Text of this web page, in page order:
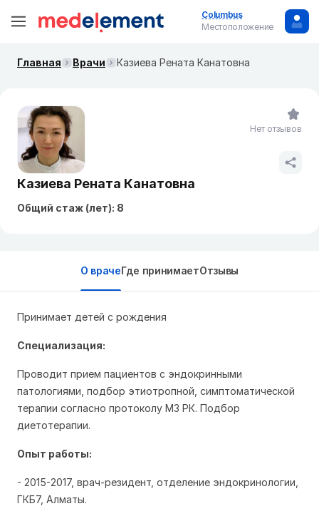
Columbus
Местоположение
Главная Врачи Казиева Рената Канатовна
Казиева Рената Канатовна
Общий стаж (лет): 8
Нет отзывов
О врачеГде принимаетОтзывы
Принимает детей с рождения
Специализация:
Проводит прием пациентов с эндокринными
патологиями, подбор этиотропной, симптоматической
терапии согласно протоколу МЗ РК. Подбор
диетотерапии.
Опыт работы:
- 2015-2017, врач-резидент, отделение эндокринологии,
ГКБ7, Алматы.